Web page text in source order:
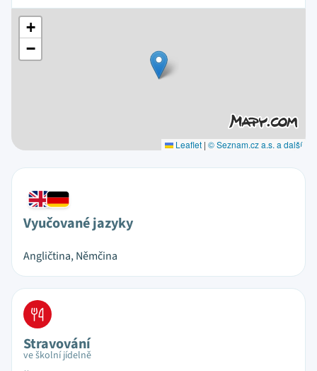
+
−
Leaflet | © Seznam.cz a.s. a další
Vyučované jazyky
Angličtina, Němčina
Stravování
ve školní jídelně